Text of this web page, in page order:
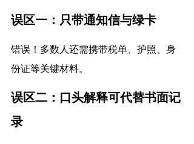
误区一：只带通知信与绿卡
错误！多数人还需携带税单、护照、身
份证等关键材料。
误区二：口头解释可代替书面记
录